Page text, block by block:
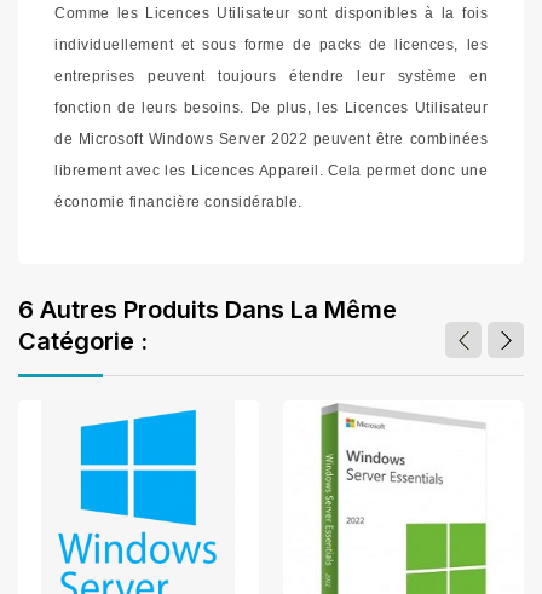
Comme les Licences Utilisateur sont disponibles à la fois
individuellement et sous forme de packs de licences, les
entreprises peuvent toujours étendre leur système en
fonction de leurs besoins. De plus, les Licences Utilisateur
de Microsoft Windows Server 2022 peuvent être combinées
librement avec les Licences Appareil. Cela permet donc une
économie financière considérable.
6 Autres Produits Dans La Même
Catégorie :